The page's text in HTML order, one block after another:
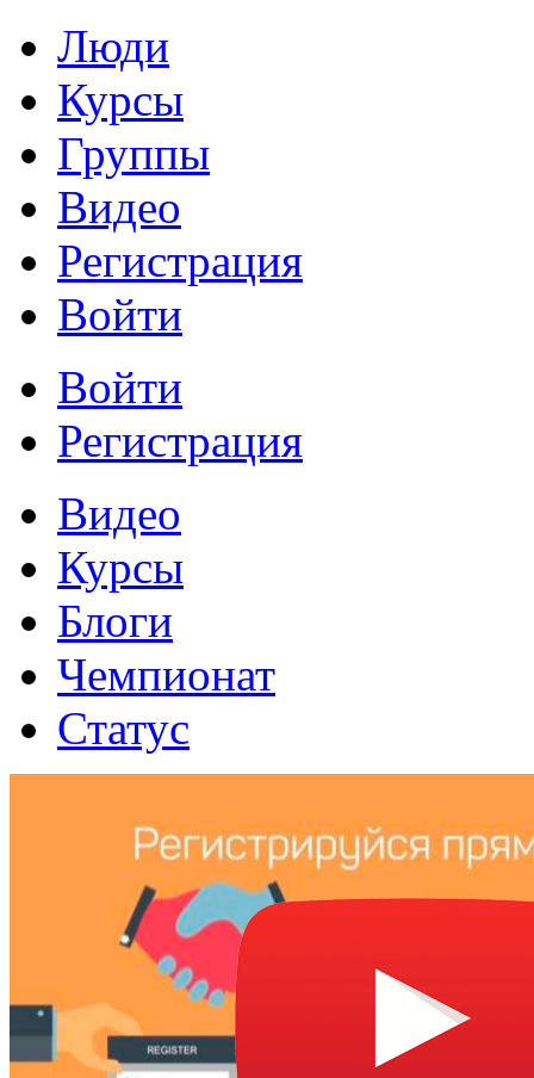
Люди
Курсы
Группы
Видео
Регистрация
Войти
Войти
Регистрация
Видео
Курсы
Блоги
Чемпионат
Статус